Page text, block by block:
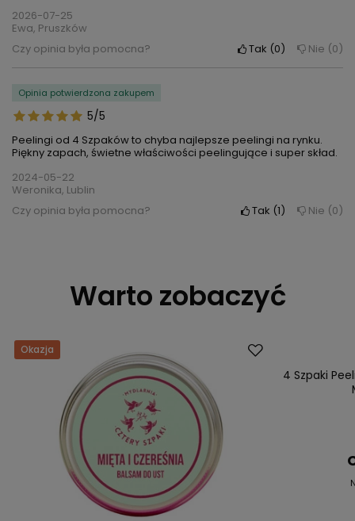
2026-07-25
Ewa, Pruszków
Czy opinia była pomocna?
Tak 0 Nie 0
5/5
Opinia potwierdzona zakupem
Peelingi od 4 Szpaków to chyba najlepsze peelingi na rynku.
Piękny zapach, świetne właściwości peelingujące i super skład.
2024-05-22
Weronika, Lublin
Czy opinia była pomocna?
Tak 1 Nie 0
Warto zobaczyć
Okazja
4 Szpaki